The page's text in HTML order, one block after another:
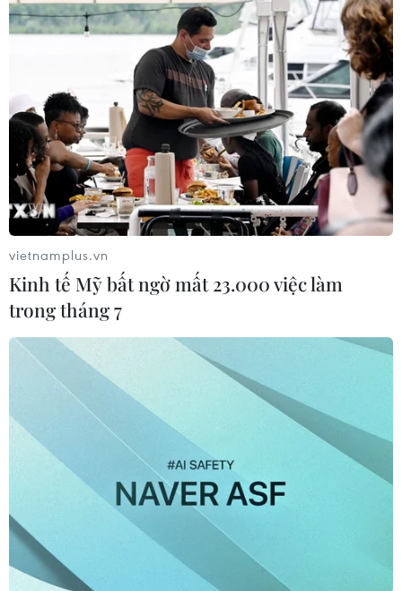
vietnamplus.vn
Kinh tế Mỹ bất ngờ mất 23.000 việc làm
trong tháng 7